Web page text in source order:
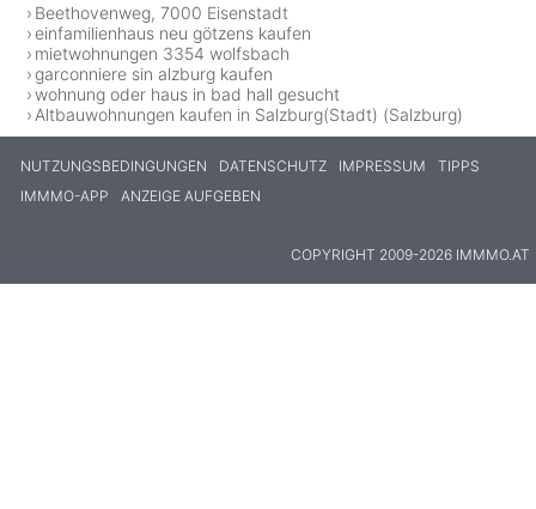
Beethovenweg, 7000 Eisenstadt
einfamilienhaus neu götzens kaufen
mietwohnungen 3354 wolfsbach
garconniere sin alzburg kaufen
wohnung oder haus in bad hall gesucht
Altbauwohnungen kaufen in Salzburg(Stadt) (Salzburg)
NUTZUNGSBEDINGUNGEN DATENSCHUTZ IMPRESSUM
TIPPS
IMMMO-APP
ANZEIGE AUFGEBEN
COPYRIGHT 2009-2026 IMMMO.AT